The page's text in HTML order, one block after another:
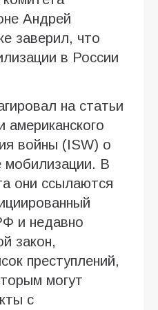
Андрей
заверил, что
в России
на статьи
войны (ISW) о
мобилизации. В
они ссылаются
и недавно
закон,
преступлений,
могут
с